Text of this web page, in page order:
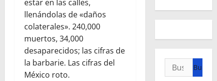
estar en las calles,
llenándolas de «daños
colaterales». 240,000
muertos, 34,000
desaparecidos; las cifras de
la barbarie. Las cifras del
México roto.
Buscar: